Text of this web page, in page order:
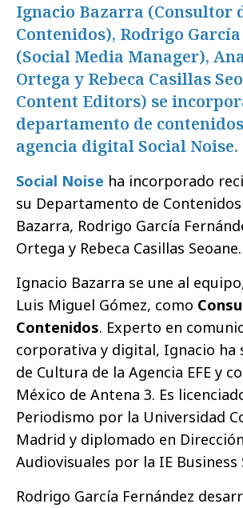
Ignacio Bazarra (Consultor
Contenidos), Rodrigo
(Social Media Manager),
Ortega y Rebeca Casillas
Content Editors) se
departamento de
agencia digital Social Noise.
Social Noise ha incorporado
su Departamento de
Bazarra, Rodrigo García
Ortega y Rebeca Casillas Seoane.
Ignacio Bazarra se une al
Luis Miguel Gómez, como
Contenidos. Experto en
corporativa y digital, Ignacio ha
de Cultura de la Agencia EFE y
México de Antena 3. Es
Periodismo por la Universidad
Madrid y diplomado en
Audiovisuales por la IE Business
Rodrigo García Fernández